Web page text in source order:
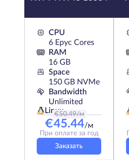
CPU
6 Epyc Cores
RAM
16 GB
Space
150 GB NVMe
Bandwidth
Unlimited
Linux
€50.49/м
€45.44/м
При оплате за год
Заказать